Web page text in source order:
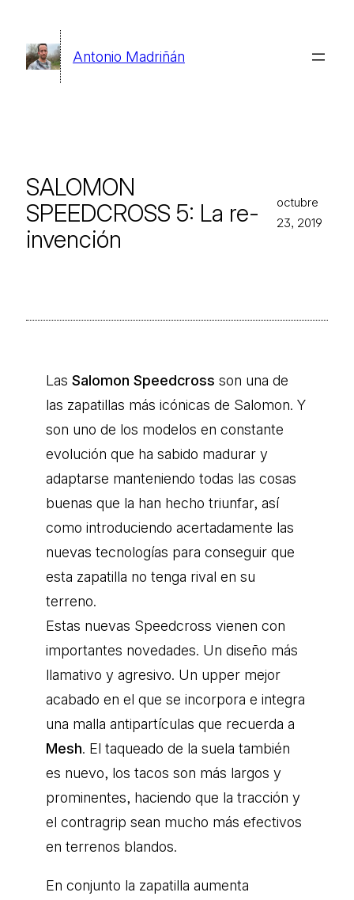
contenido
Antonio Madriñán
SALOMON
SPEEDCROSS 5: La re-
invención
octubre
23, 2019
Las Salomon Speedcross son una de
las zapatillas más icónicas de Salomon. Y
son uno de los modelos en constante
evolución que ha sabido madurar y
adaptarse manteniendo todas las cosas
buenas que la han hecho triunfar, así
como introduciendo acertadamente las
nuevas tecnologías para conseguir que
esta zapatilla no tenga rival en su
terreno.
Estas nuevas Speedcross vienen con
importantes novedades. Un diseño más
llamativo y agresivo. Un upper mejor
acabado en el que se incorpora e integra
una malla antipartículas que recuerda a
Mesh. El taqueado de la suela también
es nuevo, los tacos son más largos y
prominentes, haciendo que la tracción y
el contragrip sean mucho más efectivos
en terrenos blandos.
En conjunto la zapatilla aumenta